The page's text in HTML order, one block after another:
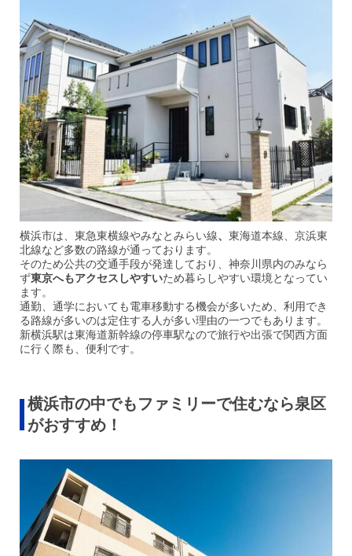
横浜市は、東急東横線やみなとみらい線、 東海道本線、京浜東
北線など多数の路線が通っております。
そのため公共の交通手段が発達しており、神奈川県内のみなら
ず東京へもアクセスしやすいため暮らしやすい環境となってい
ます。
通勤、通学においても電車移動する機会が多いため、利用でき
る路線が多いのは定住する人が多い理由の一つでもあります。
新横浜駅は東海道新幹線の停車駅なので旅行や出張で関西方面
に行く際も、便利です。
横浜市の中でもファミリーで住むなら泉区
がおすすめ！